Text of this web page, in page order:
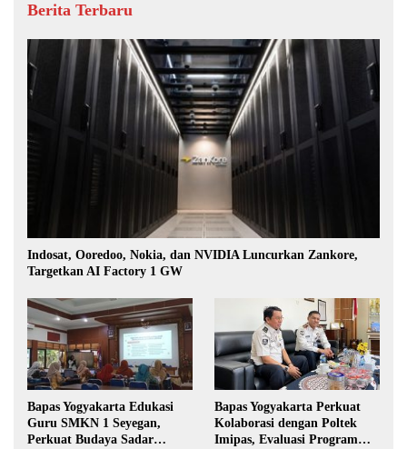
Berita Terbaru
Indosat, Ooredoo, Nokia, dan NVIDIA Luncurkan Zankore,
Targetkan AI Factory 1 GW
Bapas Yogyakarta Edukasi
Guru SMKN 1 Seyegan,
Perkuat Budaya Sadar
Bapas Yogyakarta Perkuat
Kolaborasi dengan Poltek
Imipas, Evaluasi Program